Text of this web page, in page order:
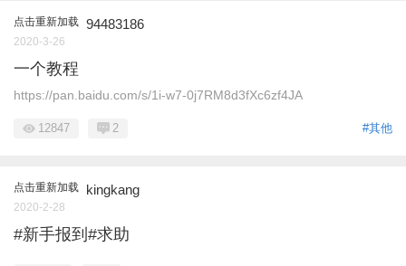
点击重新加载 94483186
2020-3-26
一个教程
https://pan.baidu.com/s/1i-w7-0j7RM8d3fXc6zf4JA
#其他
12847 2
点击重新加载 kingkang
2020-2-28
#新手报到#求助